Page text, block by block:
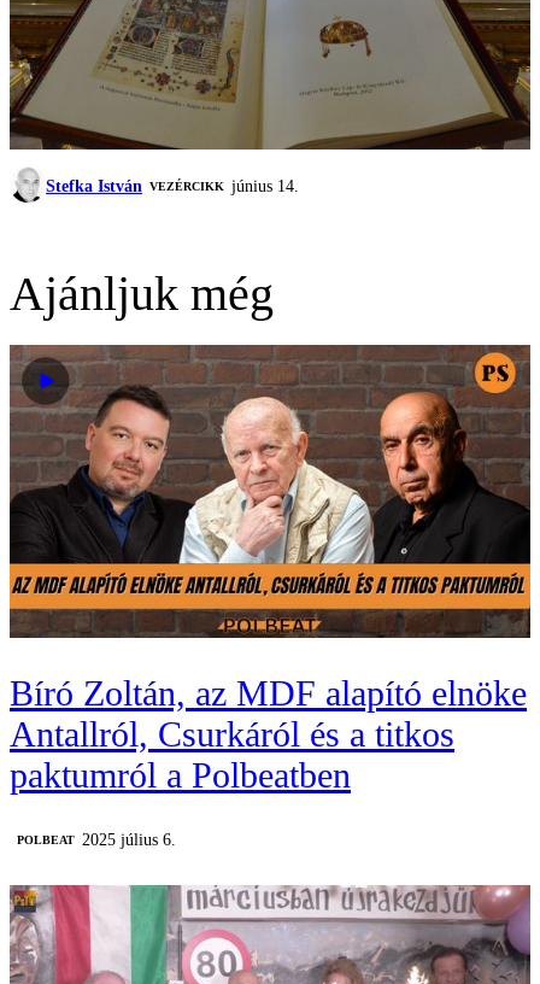
Stefka István VEZÉRCIKK június 14.
Ajánljuk még
Bíró Zoltán, az MDF alapító elnöke
Antallról, Csurkáról és a titkos
paktumról a Polbeatben
‎POLBEAT 2025 július 6.